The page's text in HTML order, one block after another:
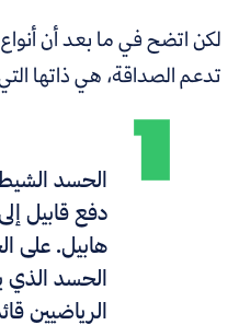
لكن اتضح في ما بعد أن
تدعم الصداقة، هي ذاتها
الحسد
دفع قابيل
هابيل. على
الحسد الذي
الرياضيين